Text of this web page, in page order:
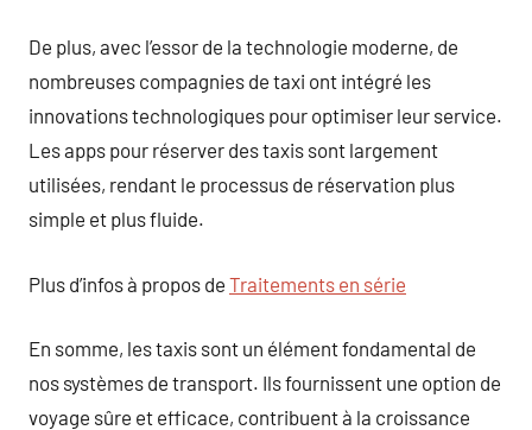
De plus, avec l’essor de la technologie moderne, de
nombreuses compagnies de taxi ont intégré les
innovations technologiques pour optimiser leur service.
Les apps pour réserver des taxis sont largement
utilisées, rendant le processus de réservation plus
simple et plus fluide.
Plus d’infos à propos de Traitements en série
En somme, les taxis sont un élément fondamental de
nos systèmes de transport. Ils fournissent une option de
voyage sûre et efficace, contribuent à la croissance